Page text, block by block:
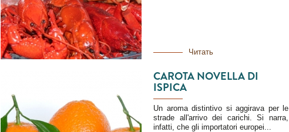
Читать
CAROTA NOVELLA DI
ISPICA
Un aroma distintivo si aggirava per le
strade all'arrivo dei carichi. Si narra,
infatti, che gli importatori europei...